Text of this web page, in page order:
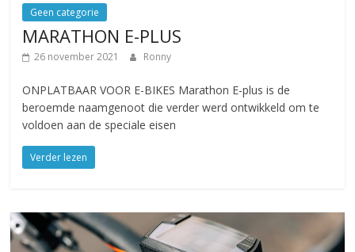
Geen categorie
MARATHON E-PLUS
26 november 2021 Ronny
ONPLATBAAR VOOR E-BIKES Marathon E-plus is de
beroemde naamgenoot die verder werd ontwikkeld om te
voldoen aan de speciale eisen
Verder lezen